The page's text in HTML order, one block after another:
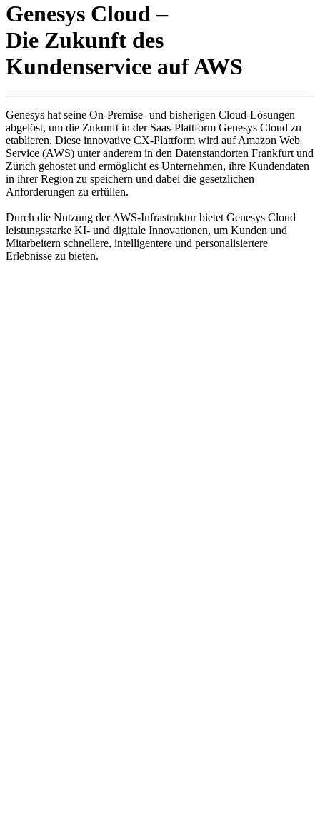
Genesys Cloud –
Die Zukunft des
Kundenservice auf AWS
Genesys hat seine On-Premise- und bisherigen Cloud-Lösungen
abgelöst, um die Zukunft in der Saas-Plattform Genesys Cloud zu
etablieren. Diese innovative CX-Plattform wird auf Amazon Web
Service (AWS) unter anderem in den Datenstandorten Frankfurt und
Zürich gehostet und ermöglicht es Unternehmen, ihre Kundendaten
in ihrer Region zu speichern und dabei die gesetzlichen
Anforderungen zu erfüllen.
Durch die Nutzung der AWS-Infrastruktur bietet Genesys Cloud
leistungsstarke KI- und digitale Innovationen, um Kunden und
Mitarbeitern schnellere, intelligentere und personalisiertere
Erlebnisse zu bieten.